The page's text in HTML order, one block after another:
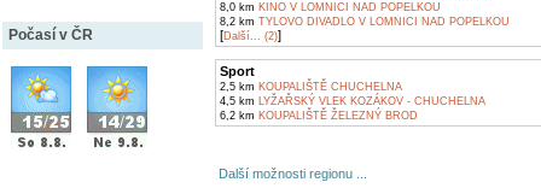
Počasí v ČR
8,0 km KINO V LOMNICI NAD POPELKOU
8,2 km TYLOVO DIVADLO V LOMNICI NAD POPELKOU
[Další... (2)]
Sport
2,5 km KOUPALIŠTĚ CHUCHELNA
4,5 km LYŽAŘSKÝ VLEK KOZÁKOV - CHUCHELNA
6,2 km KOUPALIŠTĚ ŽELEZNÝ BROD
Další možnosti regionu ...